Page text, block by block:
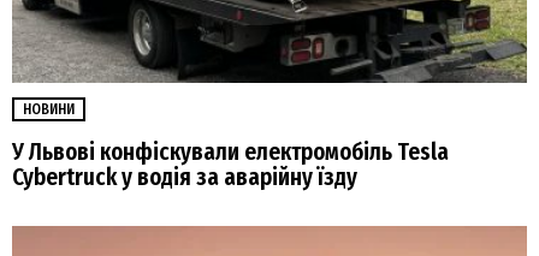
НОВИНИ
У Львові конфіскували електромобіль Tesla
Cybertruck у водія за аварійну їзду